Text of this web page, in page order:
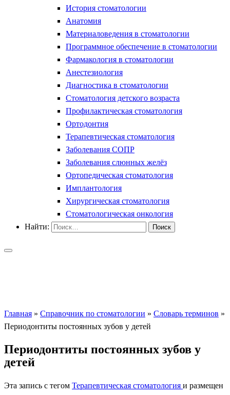
История стоматологии
Анатомия
Материаловедения в стоматологии
Программное обеспечение в стоматологии
Фармакология в стоматологии
Анестезиология
Диагностика в стоматологии
Стоматология детского возраста
Профилактическая стоматология
Ортодонтия
Терапевтическая стоматология
Заболевания СОПР
Заболевания слюнных желёз
Ортопедическая стоматология
Имплантология
Хирургическая стоматология
Стоматологическая онкология
Найти:
Главная » Справочник по стоматологии » Словарь терминов »
Периодонтиты постоянных зубов у детей
Периодонтиты постоянных зубов у
детей
Эта запись с тегом Терапевтическая стоматология и размещен